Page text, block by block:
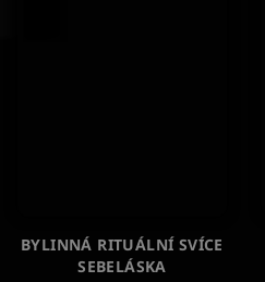
BYLINNÁ RITUÁLNÍ SVÍCE
SEBELÁSKA